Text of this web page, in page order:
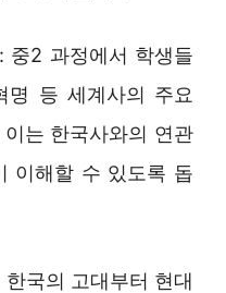
: 중2 과정에서 학생들
명 등 세계사의 주요
는 한국사와의 연관
이해할 수 있도록 돕
한국의 고대부터 현대